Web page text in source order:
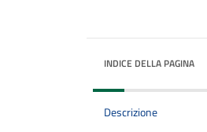
INDICE DELLA PAGINA
Descrizione